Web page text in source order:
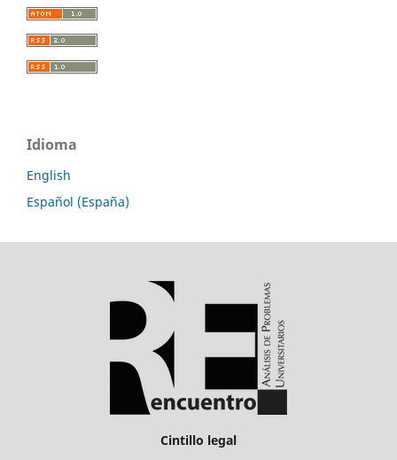
Idioma
English
Español (España)
Cintillo legal